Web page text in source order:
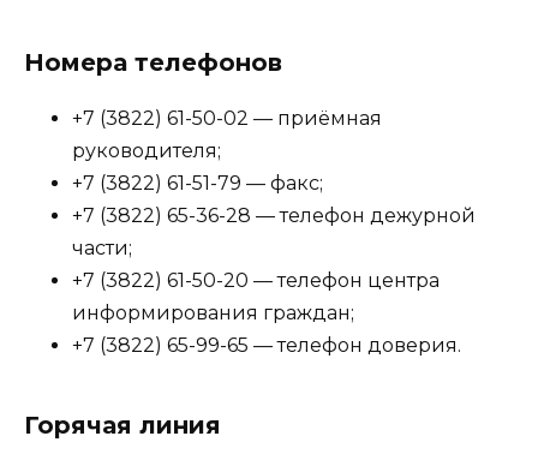
Номера телефонов
+7 (3822) 61-50-02 — приёмная
руководителя;
+7 (3822) 61-51-79 — факс;
+7 (3822) 65-36-28 — телефон дежурной
части;
+7 (3822) 61-50-20 — телефон центра
информирования граждан;
+7 (3822) 65-99-65 — телефон доверия.
Горячая линия